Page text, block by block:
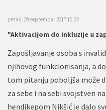
petak, 29 septembar 2017 10:32
"Aktivacijom do inkluzije u
Zapošljavanje osoba s
njihovog funkcionisanja, a
tom pitanju poboljša može
za sebe i na sebi svojstven
hendikepom Nikšić je dalo